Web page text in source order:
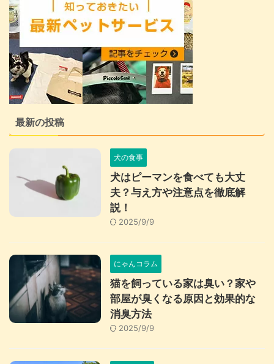
最新の投稿
犬の食事
犬はピーマンを食べても大丈
夫？与え方や注意点を徹底解
説！
2025/9/9
にゃんコラム
猫を飼っている家は臭い？家や
部屋が臭くなる原因と効果的な
消臭方法
2025/9/9